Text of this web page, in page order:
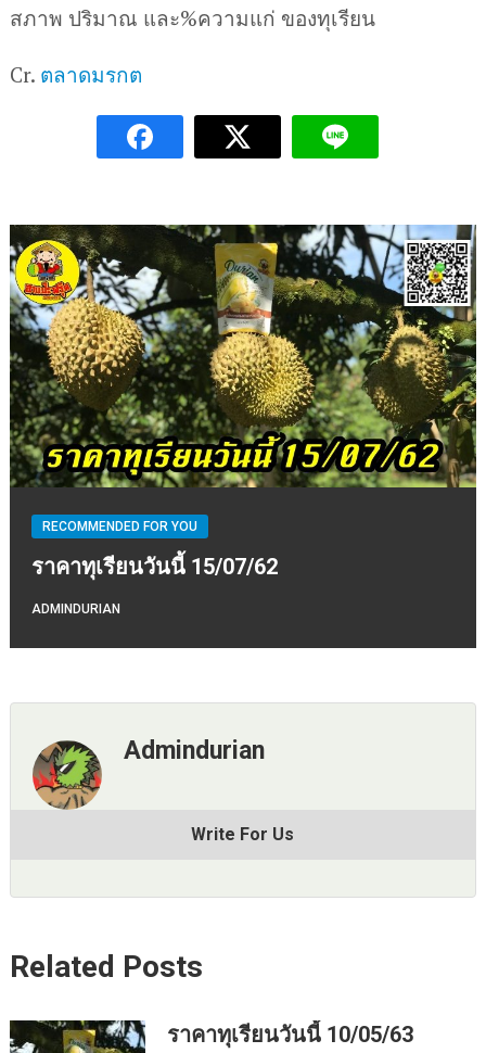
สภาพ ปริมาณ และ%ความแก่ ของทุเรียน
Cr. ตลาดมรกต
RECOMMENDED FOR YOU
ราคาทุเรียนวันนี้ 15/07/62
ADMINDURIAN
Admindurian
Write For Us
Related Posts
ราคาทุเรียนวันนี้ 10/05/63